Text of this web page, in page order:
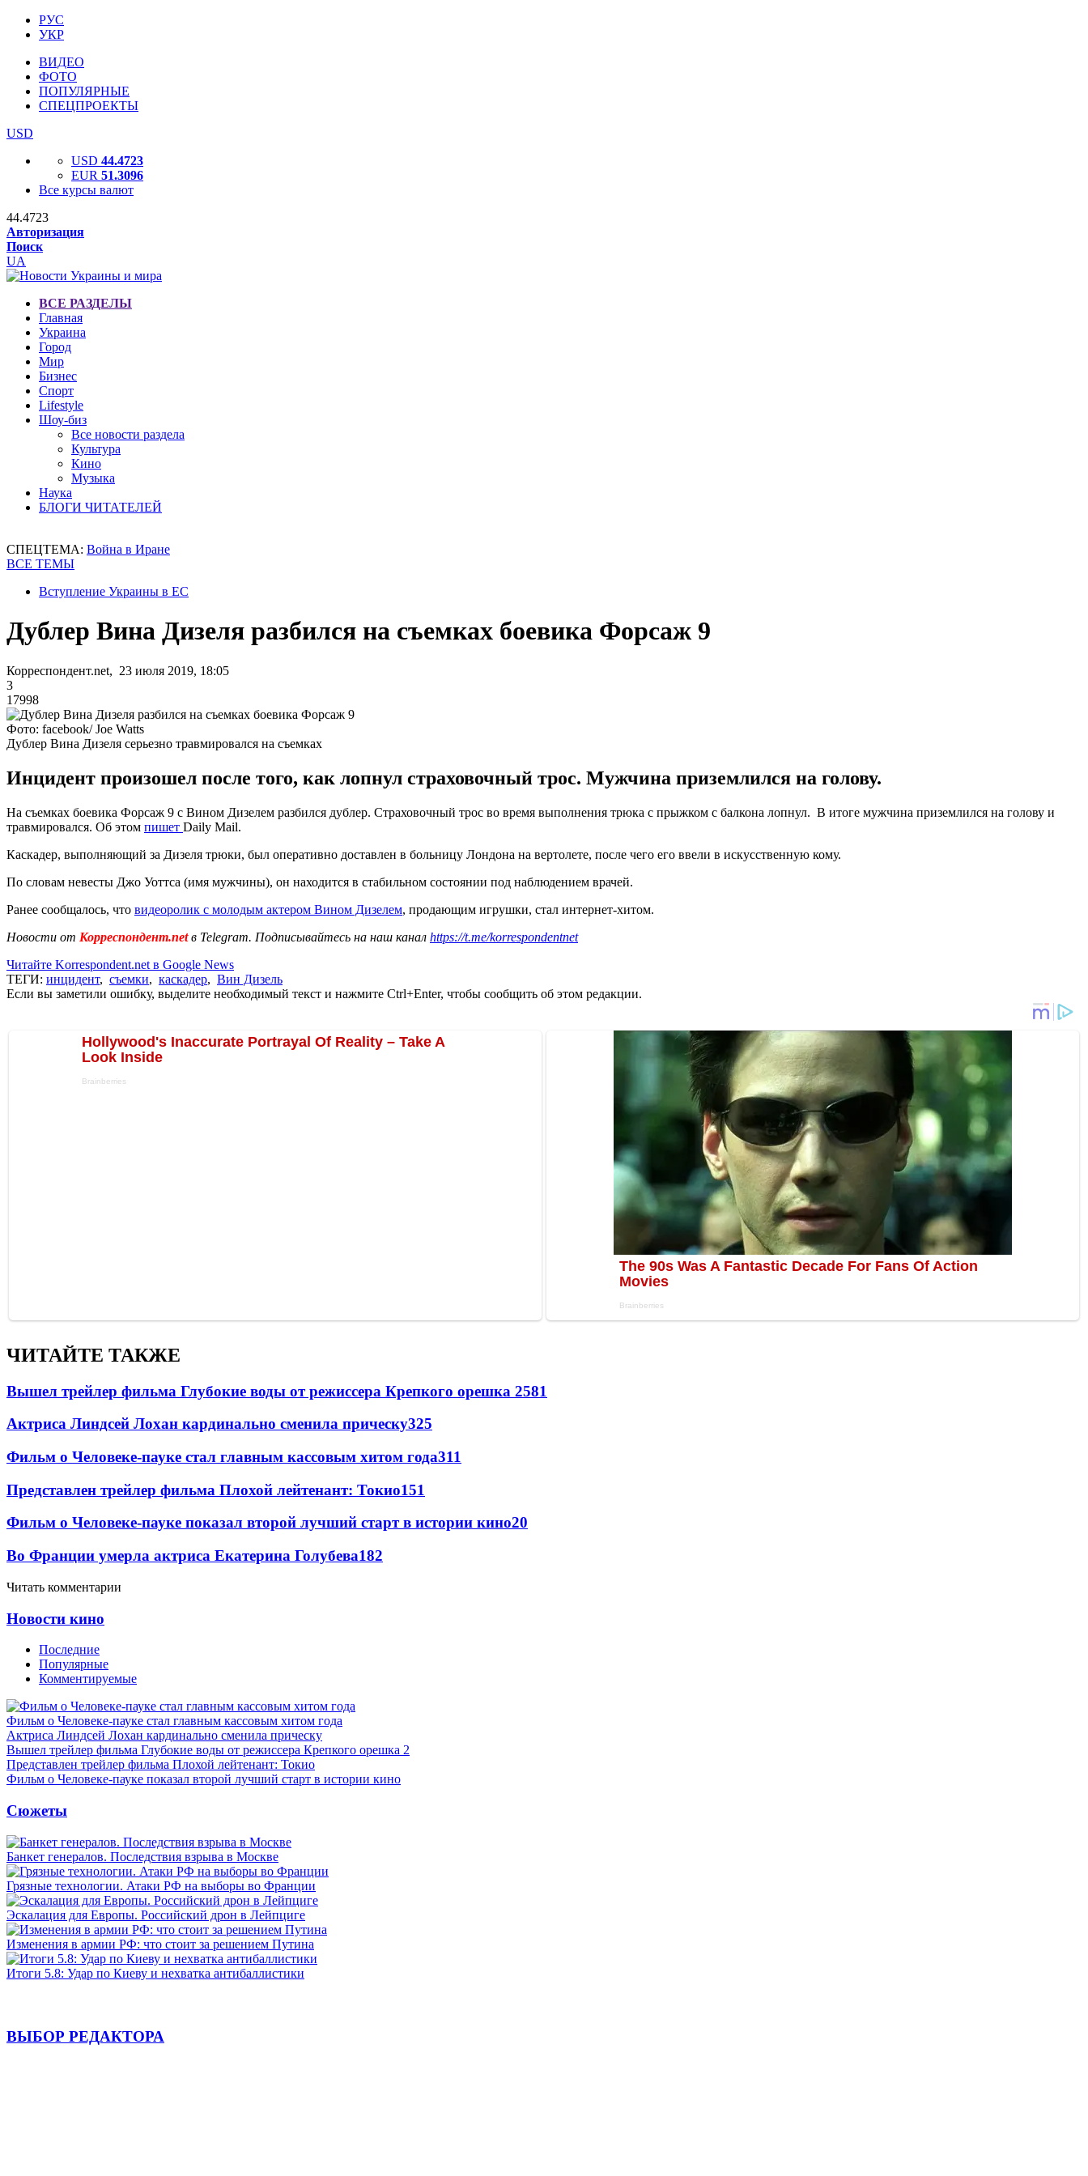
РУС
УКР
ВИДЕО
ФОТО
ПОПУЛЯРНЫЕ
СПЕЦПРОЕКТЫ
USD
USD 44.4723
EUR 51.3096
Все курсы валют
44.4723
Авторизация
Поиск
UA
ВСЕ РАЗДЕЛЫ
Главная
Украина
Город
Мир
Бизнес
Спорт
Lifestyle
Шоу-биз
Все новости раздела
Культура
Кино
Музыка
Наука
БЛОГИ ЧИТАТЕЛЕЙ
СПЕЦТЕМА: Война в Иране
ВСЕ ТЕМЫ
Вступление Украины в ЕС
Дублер Вина Дизеля разбился на съемках боевика Форсаж 9
Корреспондент.net, 23 июля 2019, 18:05
3
17998
Фото: facebook/ Joe Watts
Дублер Вина Дизеля серьезно травмировался на съемках
Инцидент произошел после того, как лопнул страховочный трос. Мужчина приземлился на голову.
На съемках боевика Форсаж 9 с Вином Дизелем разбился дублер. Страховочный трос во время выполнения трюка с прыжком с балкона лопнул. В итоге мужчина приземлился на голову и
травмировался. Об этом пишет Daily Mail.
Каскадер, выполняющий за Дизеля трюки, был оперативно доставлен в больницу Лондона на вертолете, после чего его ввели в искусственную кому.
По словам невесты Джо Уоттса (имя мужчины), он находится в стабильном состоянии под наблюдением врачей.
Ранее сообщалось, что видеоролик с молодым актером Вином Дизелем, продающим игрушки, стал интернет-хитом.
Новости от Корреспондент.netв Telegram. Подписывайтесь на наш канал https://t.me/korrespondentnet
Читайте Korrespondent.net в Google News
ТЕГИ: инцидент, съемки, каскадер, Вин Дизель
Если вы заметили ошибку, выделите необходимый текст и нажмите Ctrl+Enter, чтобы сообщить об этом редакции.
ЧИТАЙТЕ ТАКЖЕ
Вышел трейлер фильма Глубокие воды от режиссера Крепкого орешка 2581
Актриса Линдсей Лохан кардинально сменила прическу325
Фильм о Человеке-пауке стал главным кассовым хитом года311
Представлен трейлер фильма Плохой лейтенант: Токио151
Фильм о Человеке-пауке показал второй лучший старт в истории кино20
Во Франции умерла актриса Екатерина Голубева182
Читать комментарии
Новости кино
Последние
Популярные
Комментируемые
Фильм о Человеке-пауке стал главным кассовым хитом года
Актриса Линдсей Лохан кардинально сменила прическу
Вышел трейлер фильма Глубокие воды от режиссера Крепкого орешка 2
Представлен трейлер фильма Плохой лейтенант: Токио
Фильм о Человеке-пауке показал второй лучший старт в истории кино
Сюжеты
Банкет генералов. Последствия взрыва в Москве
Грязные технологии. Атаки РФ на выборы во Франции
Эскалация для Европы. Российский дрон в Лейпциге
Изменения в армии РФ: что стоит за решением Путина
Итоги 5.8: Удар по Киеву и нехватка антибаллистики
ВЫБОР РЕДАКТОРА